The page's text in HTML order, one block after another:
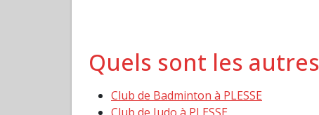
Quels sont les
Club de Badminton à PLESSE